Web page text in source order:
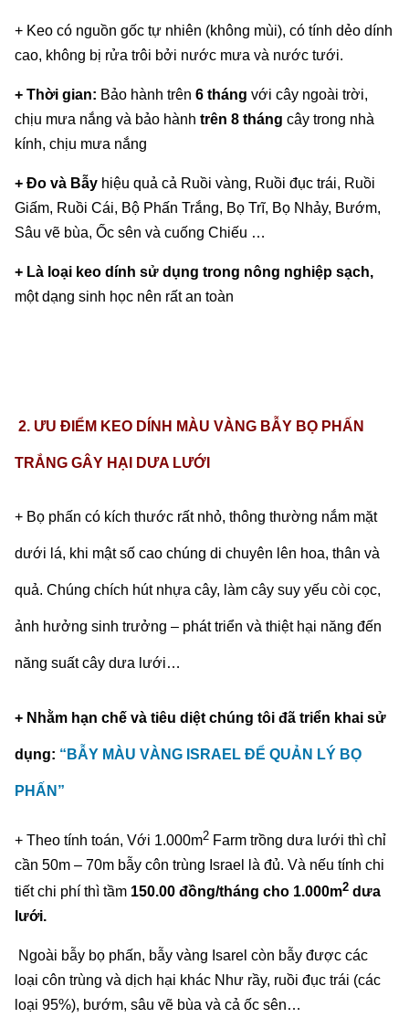
+ Keo có nguồn gốc tự nhiên (không mùi), có tính dẻo dính
cao, không bị rửa trôi bởi nước mưa và nước tưới.
+ Thời gian: Bảo hành trên 6 tháng với cây ngoài trời,
chịu mưa nắng và bảo hành trên 8 tháng cây trong nhà
kính, chịu mưa nắng
+ Đo và Bẫy hiệu quả cả Ruồi vàng, Ruồi đục trái, Ruồi
Giấm, Ruồi Cái, Bộ Phấn Trắng, Bọ Trĩ, Bọ Nhảy, Bướm,
Sâu vẽ bùa, Ốc sên và cuống Chiếu …
+ Là loại keo dính sử dụng trong nông nghiệp sạch,
một dạng sinh học nên rất an toàn
2. ƯU ĐIỂM KEO DÍNH MÀU VÀNG BẪY BỌ PHẤN
TRẮNG GÂY HẠI DƯA LƯỚI
+ Bọ phấn có kích thước rất nhỏ, thông thường nắm mặt
dưới lá, khi mật số cao chúng di chuyên lên hoa, thân và
quả. Chúng chích hút nhựa cây, làm cây suy yếu còi cọc,
ảnh hưởng sinh trưởng – phát triển và thiệt hại năng đến
năng suất cây dưa lưới…
+ Nhằm hạn chế và tiêu diệt chúng tôi đã triển khai sử
dụng: “BẪY MÀU VÀNG ISRAEL ĐỂ QUẢN LÝ BỌ
PHẤN”
+ Theo tính toán, Với 1.000m2 Farm trồng dưa lưới thì chỉ
cần 50m – 70m bẫy côn trùng Israel là đủ. Và nếu tính chi
tiết chi phí thì tầm 150.00 đồng/tháng cho 1.000m2 dưa
lưới.
Ngoài bẫy bọ phấn, bẫy vàng Isarel còn bẫy được các
loại côn trùng và dịch hại khác Như rầy, ruồi đục trái (các
loại 95%), bướm, sâu vẽ bùa và cả ốc sên…